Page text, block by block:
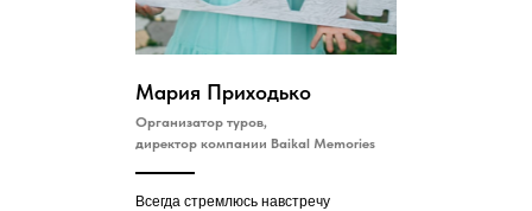
Мария Приходько
Организатор туров,
директор компании Baikal Memories
Всегда стремлюсь навстречу